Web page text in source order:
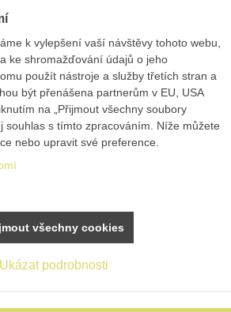
k vylepšení vaší návštěvy tohoto webu,
ke shromažďování údajů o jeho
použít nástroje a služby třetích stran a
být přenášena partnerům v EU, USA
na „Přijmout všechny soubory
souhlas s tímto zpracováním. Níže můžete
nebo upravit své preference.
Ukázat podrobnosti
všechny cookies